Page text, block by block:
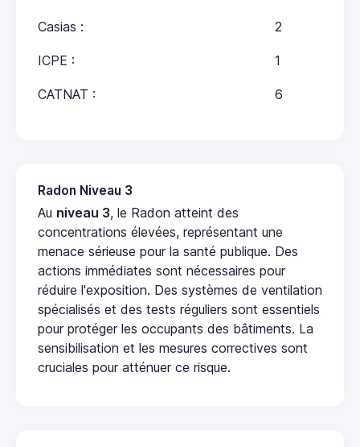
Casias : 2
ICPE : 1
CATNAT : 6
Radon Niveau 3
Au niveau 3, le Radon atteint des
concentrations élevées, représentant une
menace sérieuse pour la santé publique. Des
actions immédiates sont nécessaires pour
réduire l'exposition. Des systèmes de ventilation
spécialisés et des tests réguliers sont essentiels
pour protéger les occupants des bâtiments. La
sensibilisation et les mesures correctives sont
cruciales pour atténuer ce risque.